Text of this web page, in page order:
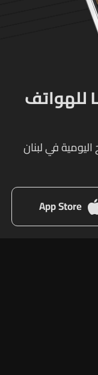
حمل الآن تطبيق LBCI للهواتف
اليومية في لبنان
App Store